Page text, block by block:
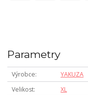
Parametry
Výrobce
YAKUZA
Velikost
XL